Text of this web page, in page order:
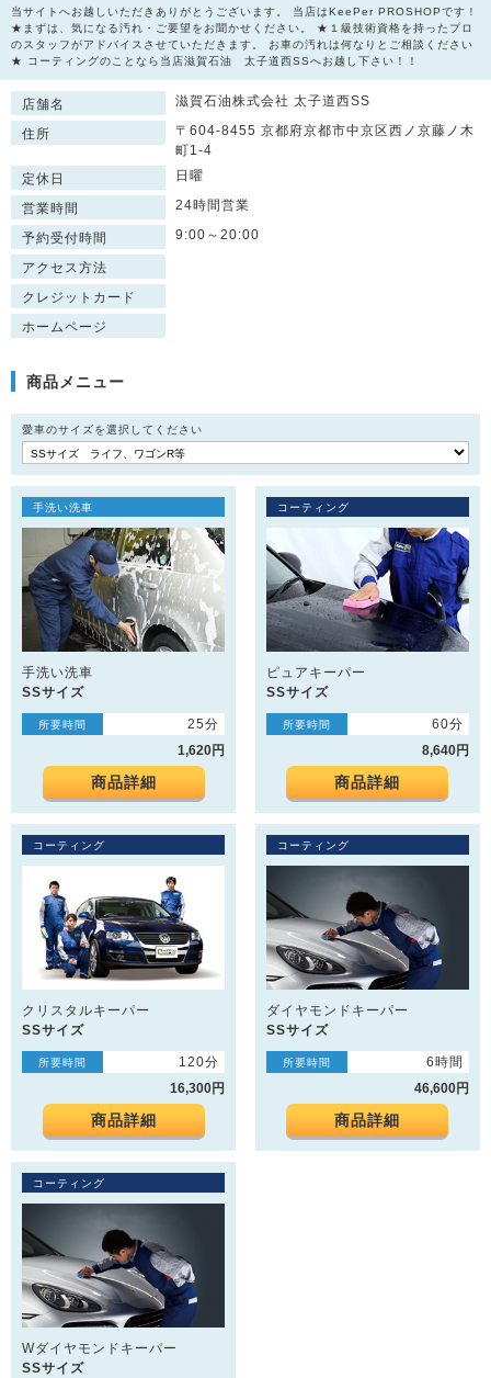
当サイトへお越しいただきありがとうございます。 当店はKeePer PROSHOPです！
★まずは、気になる汚れ・ご要望をお聞かせください。 ★１級技術資格を持ったプロ
のスタッフがアドバイスさせていただきます。 お車の汚れは何なりとご相談ください
★ コーティングのことなら当店滋賀石油 太子道西SSへお越し下さい！！
店舗名 滋賀石油株式会社 太子道西SS
住所
〒604-8455 京都府京都市中京区西ノ京藤ノ木
町1-4
定休日
日曜
営業時間 24時間営業
予約受付時間 9:00～20:00
アクセス方法
クレジットカード
ホームページ
商品メニュー
愛車のサイズを選択してください
手洗い洗車
手洗い洗車
SSサイズ
所要時間
25分
1,620円
商品詳細
コーティング
ピュアキーパー
SSサイズ
所要時間
60分
8,640円
商品詳細
コーティング
クリスタルキーパー
SSサイズ
所要時間
120分
16,300円
商品詳細
コーティング
ダイヤモンドキーパー
SSサイズ
所要時間
6時間
46,600円
商品詳細
コーティング
Wダイヤモンドキーパー
SSサイズ